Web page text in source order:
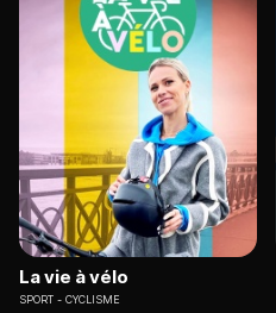
La vie à vélo
SPORT CYCLISME